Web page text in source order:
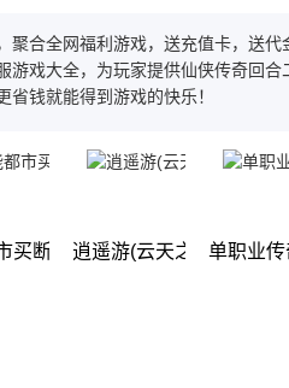
聚合全网福利游戏，送充值卡，送代
游戏大全，为玩家提供仙侠传奇回合
省钱就能得到游戏的快乐！
买断版 逍遥游(云天之巅)单职业